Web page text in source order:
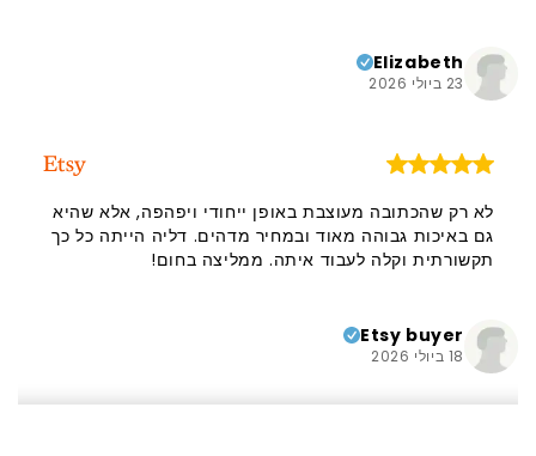
Elizabeth
23 ביולי 2026
לא רק שהכתובה מעוצבת באופן ייחודי ויפהפה, אלא שהיא
גם באיכות גבוהה מאוד ובמחיר מדהים. דליה הייתה כל כך
תקשורתית וקלה לעבוד איתה. ממליצה בחום!
Etsy buyer
18 ביולי 2026